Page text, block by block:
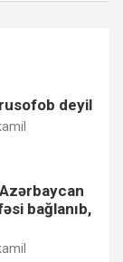
deyil
bağlanıb,